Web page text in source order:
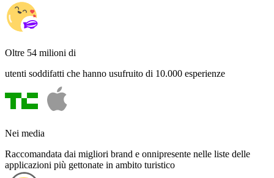
Oltre 54 milioni di
utenti soddifatti che hanno usufruito di 10.000 esperienze
Nei media
Raccomandata dai migliori brand e onnipresente nelle liste delle
applicazioni più gettonate in ambito turistico